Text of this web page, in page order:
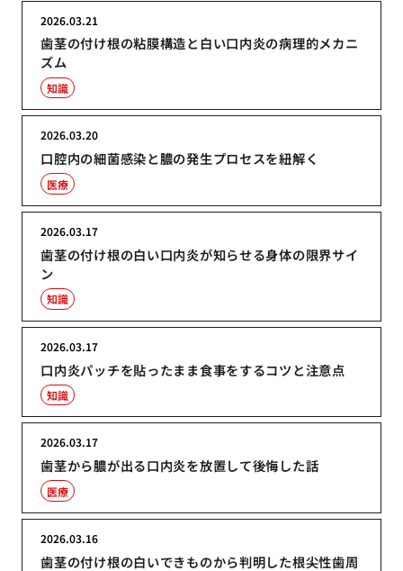
歯茎の付け根の粘膜構造と白い口内炎の病理的メカニ
ズム
2026.03.21
知識
口腔内の細菌感染と膿の発生プロセスを紐解く
2026.03.20
医療
歯茎の付け根の白い口内炎が知らせる身体の限界サイ
ン
2026.03.17
知識
口内炎パッチを貼ったまま食事をするコツと注意点
2026.03.17
知識
歯茎から膿が出る口内炎を放置して後悔した話
2026.03.17
医療
歯茎の付け根の白いできものから判明した根尖性歯周
2026.03.16